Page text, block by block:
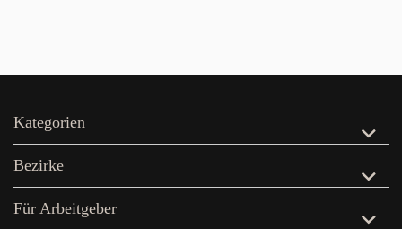
Kategorien
Bezirke
Für Arbeitgeber